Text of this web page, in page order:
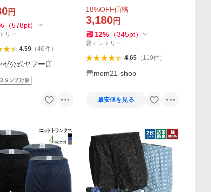
LL 3L
円
（578pt）
リー
4.59（46件）
ゼ公式ヤフー店
l 4l 5l ゆったり 定番 人気 下
着 男性 無地 春夏秋冬 M L L
L mom21 公式
18%OFF価格
3,180円
12% （345pt）
要エントリー
4.65（ 110件）
mom21-shop
最安値を見る